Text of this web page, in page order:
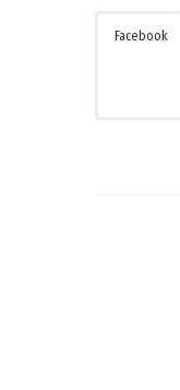
Facebook